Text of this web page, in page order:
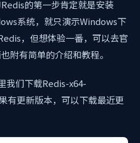
的第一步肯定就是安装
系统，就只演示Windows下
，但想体验一番，可以去官
附有简单的介绍和教程。
我们下载Redis-x64-
有更新版本，可以下载最近更